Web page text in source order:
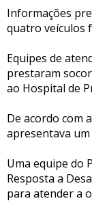
Informações
quatro veículos
Equipes de
prestaram
ao Hospital de
De acordo com
apresentava
Uma equipe do
Resposta a
para atender a